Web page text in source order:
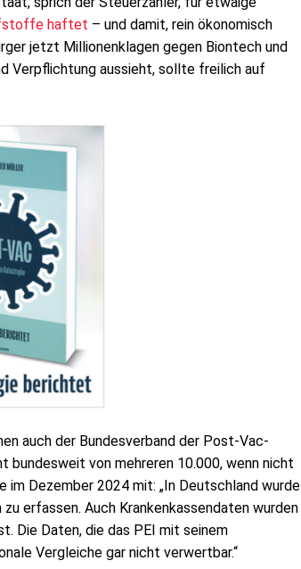
haftet – und damit, rein ökonomisch
jetzt Millionenklagen gegen Biontech und
Verpflichtung aussieht, sollte freilich auf
auch der Bundesverband der Post-Vac-
bundesweit von mehreren 10.000, wenn nicht
Dezember 2024 mit: „In Deutschland wurde
erfassen. Auch Krankenkassendaten wurden
Die Daten, die das PEI mit seinem
Vergleiche gar nicht verwertbar.“